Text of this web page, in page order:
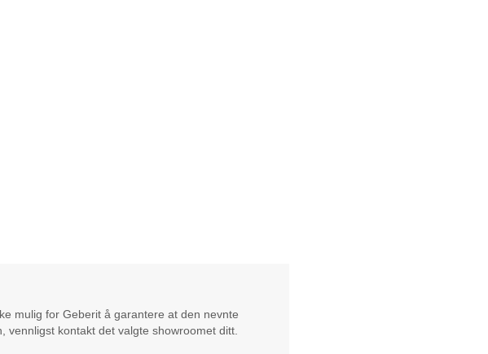
mulig for Geberit å garantere at den nevnte
kontakt det valgte showroomet ditt.